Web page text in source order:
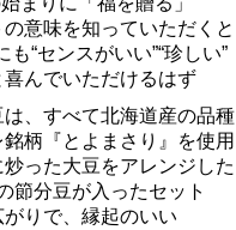
の意味を知っていただくと
も“センスがいい”“珍しい”
喜んでいただけるはず
、すべて北海道産の品種
柄『とよまさり』を使用
った大豆をアレンジした
節分豆が入ったセット
がりで、縁起のいい